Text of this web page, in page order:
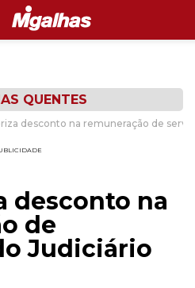
QUENTES
desconto na remuneração de
desconto na
de
Judiciário